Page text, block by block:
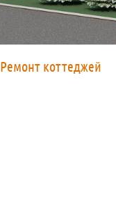
Ремонт коттеджей